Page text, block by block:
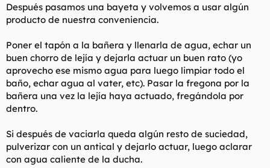
Después pasamos una bayeta y volvemos a usar algún
producto de nuestra conveniencia.
Poner el tapón a la bañera y llenarla de agua, echar un
buen chorro de lejía y dejarla actuar un buen rato (yo
aprovecho ese mismo agua para luego limpiar todo el
baño, echar agua al vater, etc). Pasar la fregona por la
bañera una vez la lejía haya actuado, fregándola por
dentro.
Si después de vaciarla queda algún resto de suciedad,
pulverizar con un antical y dejarlo actuar, luego aclarar
con agua caliente de la ducha.